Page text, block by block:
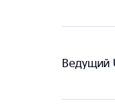
Ведущий